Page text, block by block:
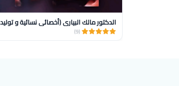
الدكتور مالك البياري (أخصائي نسائية و توليد
(9)